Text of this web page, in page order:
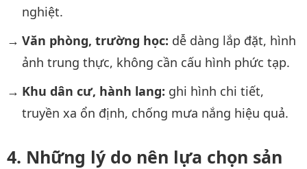
nghiệt.
Văn phòng, trường học: dễ dàng lắp đặt, hình
ảnh trung thực, không cần cấu hình phức tạp.
Khu dân cư, hành lang: ghi hình chi tiết,
truyền xa ổn định, chống mưa nắng hiệu quả.
Những lý do nên lựa chọn sản